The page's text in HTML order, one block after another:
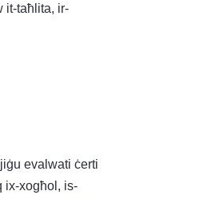
it-taħlita, ir-
evalwati ċerti
ix-xogħol, is-